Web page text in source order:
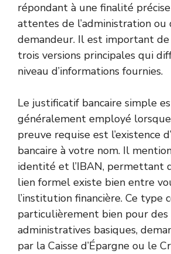
répondant à une finalité
attentes de l’administration ou
demandeur. Il est important
trois versions principales qui
niveau d’informations fournies.
Le justificatif bancaire simple
généralement employé
preuve requise est l’existence
bancaire à votre nom. Il
identité et l’IBAN, permettant
lien formel existe bien entre
l’institution financière. Ce type
particulièrement bien pour des
administratives basiques,
par la Caisse d’Épargne ou le